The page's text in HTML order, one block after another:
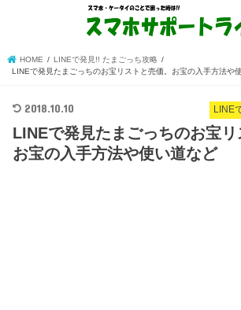
HOME
LINEで発見!! たまごっち攻略
LINEで発見たまごっちのお宝リストと売価。お宝の入手方法や
LINE
2018.10.10
LINEで発見たまごっちのお宝リ
お宝の入手方法や使い道など